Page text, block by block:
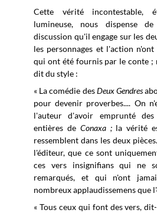
Cette vérité incontestable,
lumineuse, nous dispense
discussion qu'il engage sur les
les personnages et l'action
qui ont été fournis par le conte ;
dit du style :
« La comédie desDeux Gendres
pour devenir proverbes.... On
l'auteur d'avoir emprunté
entières de Conaxa ; la vérité
ressemblent dans les deux
l'éditeur, que ce sont
ces vers insignifians qui ne
remarqués, et qui n'ont
nombreux applaudissemens que
« Tous ceux qui font des vers,